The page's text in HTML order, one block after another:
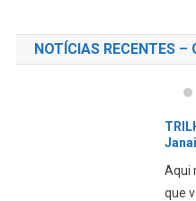
NOTÍCIAS RECENTES –
Aqui
que